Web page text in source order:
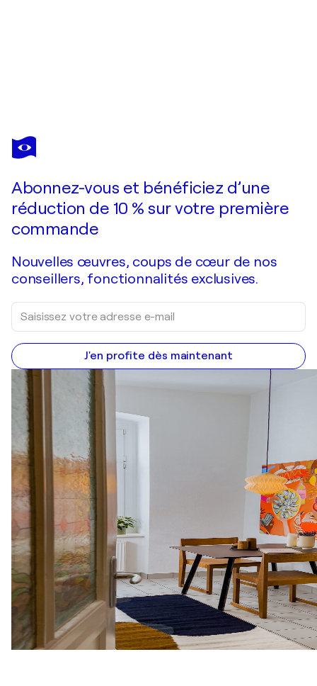
ALAIN BONNEFOIT
Victoria
Abonnez-vous et bénéficiez d’une
réduction de 10 % sur votre première
commande
Nouvelles œuvres, coups de cœur de nos
conseillers, fonctionnalités exclusives.
J'en profite dès maintenant